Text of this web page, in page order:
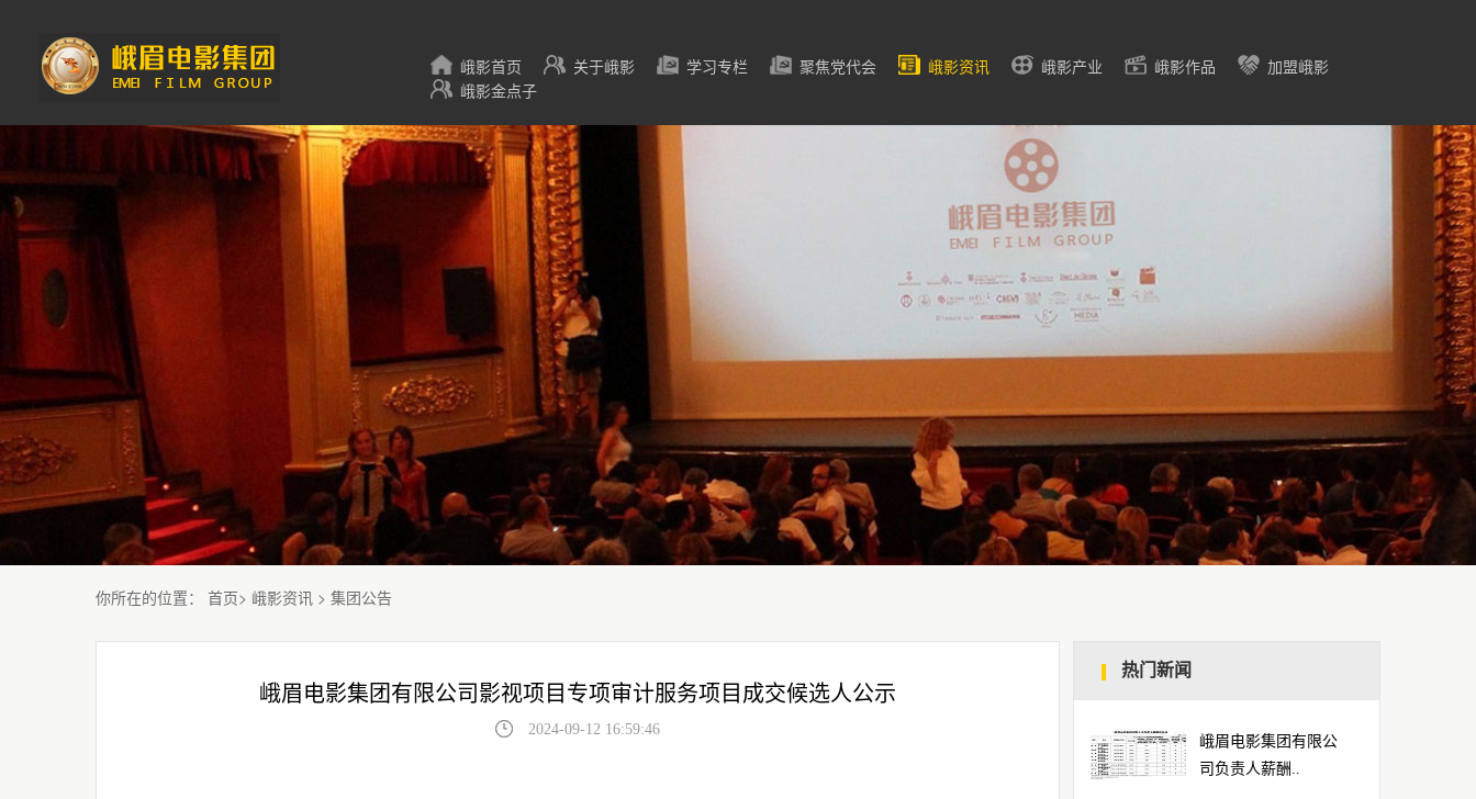
峨影首页 关于峨影 学习专栏 聚焦党代会 峨影资讯 峨影产业 峨影作品
加盟峨影
峨影金点子
你所在的位置： 首页> 峨影资讯 > 集团公告
热门新闻
峨眉电影集团有限公
司负责人薪酬..
峨眉电影集团有限公司影视项目专项审计服务项目成交候选人公示
2024-09-12 16:59:46